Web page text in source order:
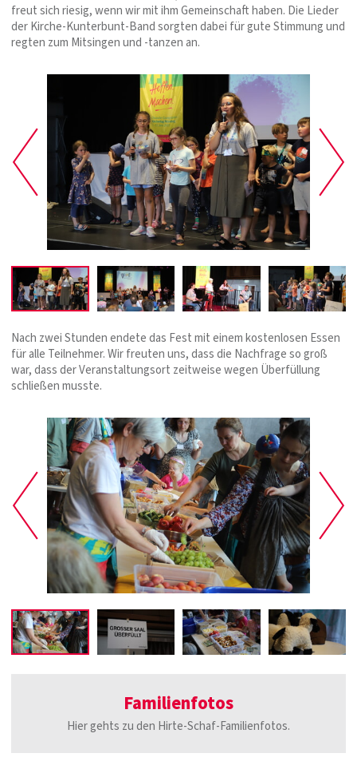
freut sich riesig, wenn wir mit ihm Gemeinschaft haben. Die Lieder
der Kirche-Kunterbunt-Band sorgten dabei für gute Stimmung und
regten zum Mitsingen und -tanzen an.
Nach zwei Stunden endete das Fest mit einem kostenlosen Essen
für alle Teilnehmer. Wir freuten uns, dass die Nachfrage so groß
war, dass der Veranstaltungsort zeitweise wegen Überfüllung
schließen musste.
Familienfotos
Hier gehts zu den Hirte-Schaf-Familienfotos.